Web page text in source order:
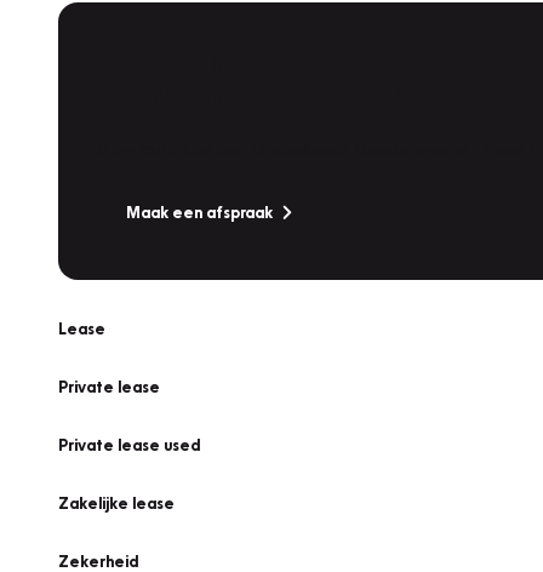
Maak een afspraak
Lease
Private lease
Private lease used
Zakelijke lease
Zekerheid